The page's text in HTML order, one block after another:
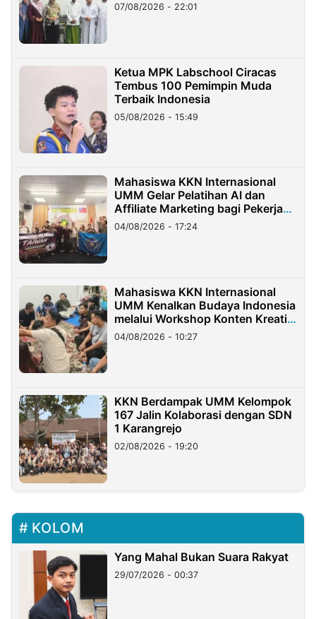
07/08/2026 - 22:01
Ketua MPK Labschool Ciracas
Tembus 100 Pemimpin Muda
Terbaik Indonesia
05/08/2026 - 15:49
Mahasiswa KKN Internasional
UMM Gelar Pelatihan AI dan
Affiliate Marketing bagi Pekerja
Migran Indonesia di Taiwan
04/08/2026 - 17:24
Mahasiswa KKN Internasional
UMM Kenalkan Budaya Indonesia
melalui Workshop Konten Kreatif
di Taiwan
04/08/2026 - 10:27
KKN Berdampak UMM Kelompok
167 Jalin Kolaborasi dengan SDN
1 Karangrejo
02/08/2026 - 19:20
KOLOM
Yang Mahal Bukan Suara Rakyat
29/07/2026 - 00:37